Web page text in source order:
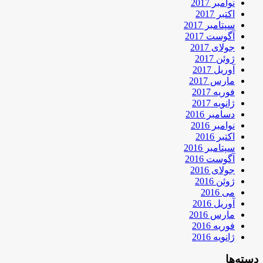
نوامبر 2017
اکتبر 2017
سپتامبر 2017
آگوست 2017
جولای 2017
ژوئن 2017
آوریل 2017
مارس 2017
فوریه 2017
ژانویه 2017
دسامبر 2016
نوامبر 2016
اکتبر 2016
سپتامبر 2016
آگوست 2016
جولای 2016
ژوئن 2016
می 2016
آوریل 2016
مارس 2016
فوریه 2016
ژانویه 2016
دسته‌ها